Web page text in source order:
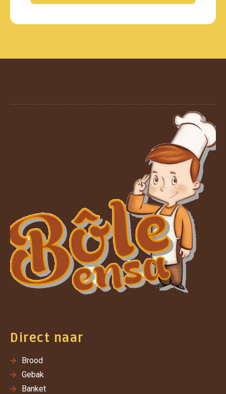
Direct naar
Brood
Gebak
Banket